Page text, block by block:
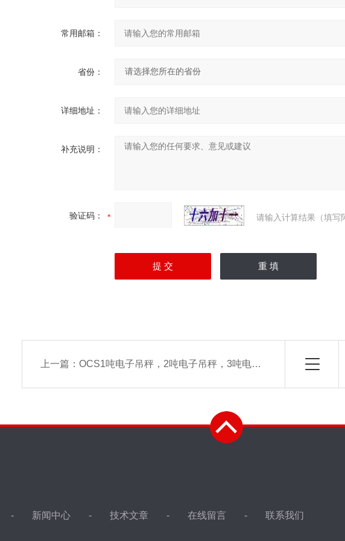
常用邮箱：
省份：
详细地址：
补充说明：
验证码： 请输入计算结果（填写
上一篇： OCS1吨电子吊秤，2吨电子吊秤，3吨电子吊秤-100电子吊秤
新闻中心 技术文章 在线留言 联系我们